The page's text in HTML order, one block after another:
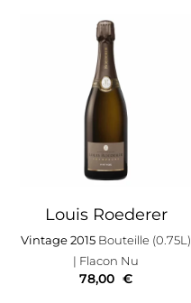
Louis Roederer
Vintage 2015 Bouteille (0.75L)
| Flacon Nu
78,00 €